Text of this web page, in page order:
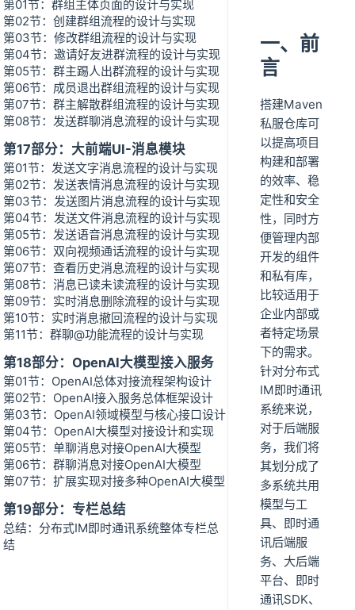
第01节：群组主体页面的设计与实现
第02节：创建群组流程的设计与实现
第03节：修改群组流程的设计与实现
第04节：邀请好友进群流程的设计与实现
第05节：群主踢人出群流程的设计与实现
第06节：成员退出群组流程的设计与实现
第07节：群主解散群组流程的设计与实现
第08节：发送群聊消息流程的设计与实现
第17部分：大前端UI-消息模块
第01节：发送文字消息流程的设计与实现
第02节：发送表情消息流程的设计与实现
第03节：发送图片消息流程的设计与实现
第04节：发送文件消息流程的设计与实现
第05节：发送语音消息流程的设计与实现
第06节：双向视频通话流程的设计与实现
第07节：查看历史消息流程的设计与实现
第08节：消息已读未读流程的设计与实现
第09节：实时消息删除流程的设计与实现
第10节：实时消息撤回流程的设计与实现
第11节：群聊@功能流程的设计与实现
第18部分：OpenAI大模型接入服务
第01节：OpenAI总体对接流程架构设计
第02节：OpenAI接入服务总体框架设计
第03节：OpenAI领域模型与核心接口设计
第04节：OpenAI大模型对接设计和实现
第05节：单聊消息对接OpenAI大模型
第06节：群聊消息对接OpenAI大模型
第07节：扩展实现对接多种OpenAI大模型
第19部分：专栏总结
总结：分布式IM即时通讯系统整体专栏总
结
一、前
言
搭建Maven
私服仓库可
以提高项目
构建和部署
的效率、稳
定性和安全
性，同时方
便管理内部
开发的组件
和私有库，
比较适用于
企业内部或
者特定场景
下的需求。
针对分布式
IM即时通讯
系统来说，
对于后端服
务，我们将
其划分成了
多系统共用
模型与工
具、即时通
讯后端服
务、大后端
平台、即时
通讯SDK、